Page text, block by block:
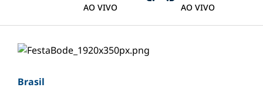
AO VIVO AO VIVO
Brasil